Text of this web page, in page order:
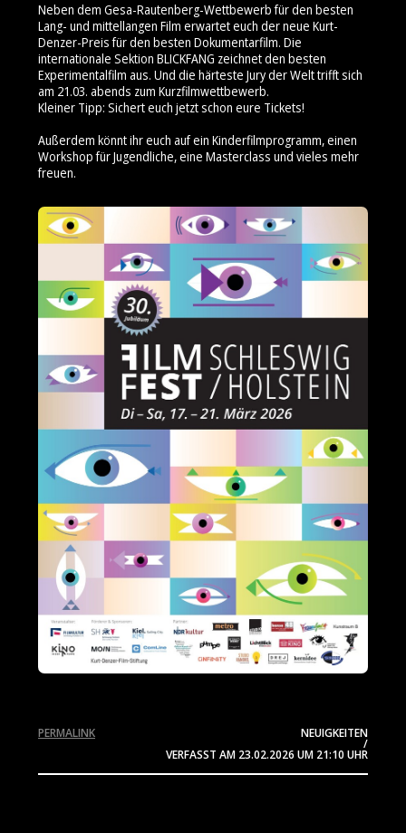
Neben dem Gesa-Rautenberg-Wettbewerb für den besten
Lang- und mittellangen Film erwartet euch der neue Kurt-
Denzer-Preis für den besten Dokumentarfilm. Die
internationale Sektion BLICKFANG zeichnet den besten
Experimentalfilm aus. Und die härteste Jury der Welt trifft sich
am 21.03. abends zum Kurzfilmwettbewerb.
Kleiner Tipp: Sichert euch jetzt schon eure Tickets!
Außerdem könnt ihr euch auf ein Kinderfilmprogramm, einen
Workshop für Jugendliche, eine Masterclass und vieles mehr
freuen.
NEUIGKEITEN
/
VERFASST AM 23.02.2026 UM 21:10 UHR
PERMALINK